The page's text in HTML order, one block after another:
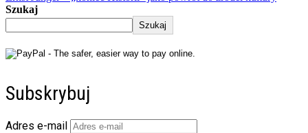
Szukaj
Szukaj
Subskrybuj
Adres e-mail